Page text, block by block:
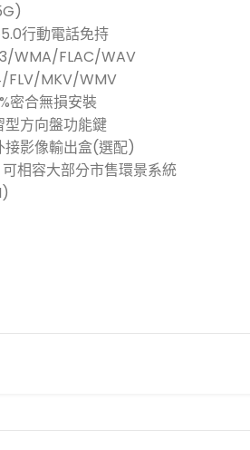
行動電話免持
WMA/FLAC/WAV
FLV/MKV/WMV
密合無損安裝
方向盤功能鍵
接影像輸出盒(選配)
相容大部分市售環景系統
三9吋2004-2009車用多媒體安卓主機 數量